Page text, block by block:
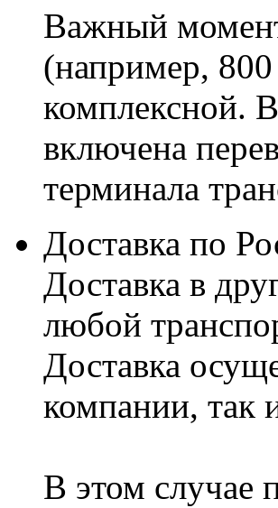
Важный
(например,
комплексной.
включена
терминала
Доставка по
Доставка в
любой
Доставка
компании, так
В этом случае